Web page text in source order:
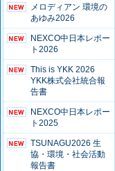
メロディアン 環境の
あゆみ2026
NEXCO中日本レポー
ト2026
This is YKK 2026
YKK株式会社統合報
告書
NEXCO中日本レポー
ト2025
TSUNAGU2026 生
協・環境・社会活動
報告書